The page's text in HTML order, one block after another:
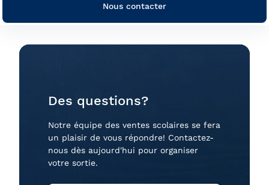
Nous contacter
Des questions?
Notre équipe des ventes scolaires se fera
un plaisir de vous répondre! Contactez-
nous dès aujourd'hui pour organiser
votre sortie.